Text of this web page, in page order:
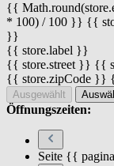
{{
* 100) / 100 }} {{
}}
{{ store.label }}
{{ store.street }} {{
{{ store.zipCode }}
Ausgewählt
Öffnungszeiten:
Seite {{